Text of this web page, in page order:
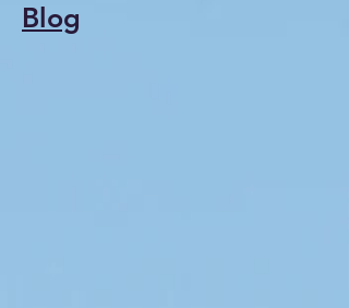
Blog